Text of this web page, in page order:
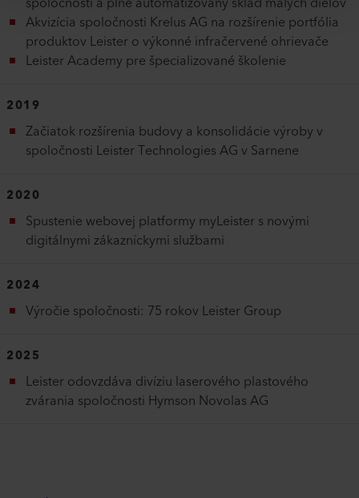
Akvizícia spoločnosti Krelus AG na rozšírenie portfólia
produktov Leister o výkonné infračervené ohrievače
Leister Academy pre špecializované školenie
2019
Začiatok rozšírenia budovy a konsolidácie výroby v
spoločnosti Leister Technologies AG v Sarnene
2020
Spustenie webovej platformy myLeister s novými
digitálnymi zákazníckymi službami
2024
Výročie spoločnosti: 75 rokov Leister Group
2025
Leister odovzdáva divíziu laserového plastového
zvárania spoločnosti Hymson Novolas AG